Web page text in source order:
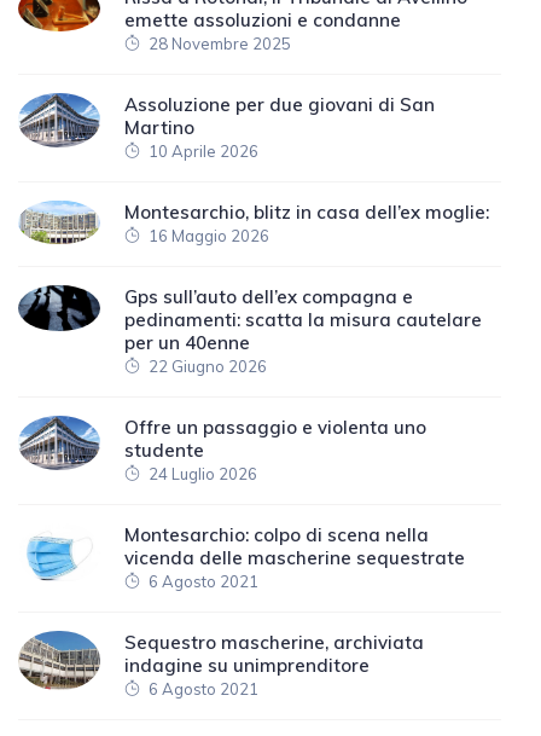
emette assoluzioni e condanne
28 Novembre 2025
Assoluzione per due giovani di San
Martino
10 Aprile 2026
Montesarchio, blitz in casa dell’ex moglie:
16 Maggio 2026
Gps sull’auto dell’ex compagna e
pedinamenti: scatta la misura cautelare
per un 40enne
22 Giugno 2026
Offre un passaggio e violenta uno
studente
24 Luglio 2026
Montesarchio: colpo di scena nella
vicenda delle mascherine sequestrate
6 Agosto 2021
Sequestro mascherine, archiviata
indagine su unimprenditore
6 Agosto 2021